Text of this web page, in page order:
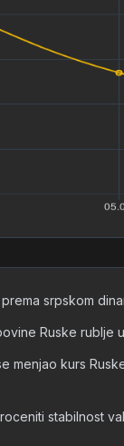
srpskom
Ruske rublje
kurs
stabilnost